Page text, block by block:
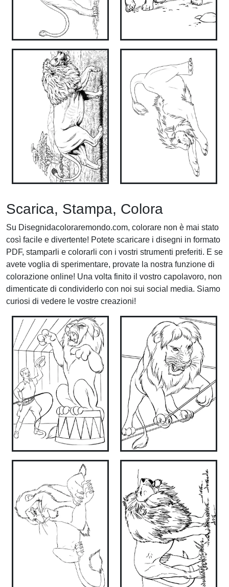
Scarica, Stampa, Colora
Su Disegnidacoloraremondo.com, colorare non è mai stato
così facile e divertente! Potete scaricare i disegni in formato
PDF, stamparli e colorarli con i vostri strumenti preferiti. E se
avete voglia di sperimentare, provate la nostra funzione di
colorazione online! Una volta finito il vostro capolavoro, non
dimenticate di condividerlo con noi sui social media. Siamo
curiosi di vedere le vostre creazioni!